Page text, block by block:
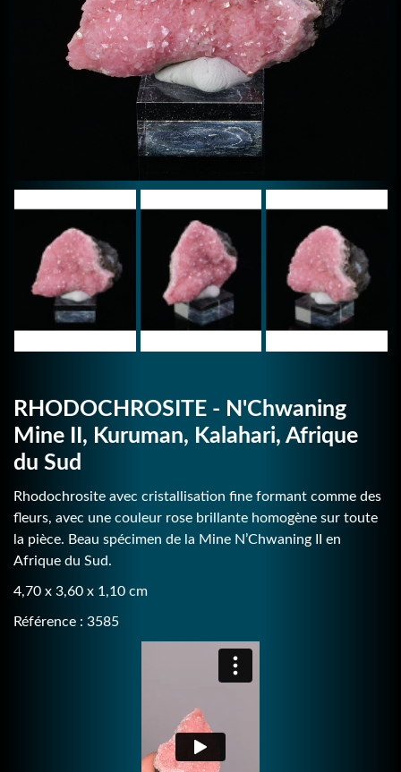
RHODOCHROSITE - N'Chwaning
Mine II, Kuruman, Kalahari, Afrique
du Sud
Rhodochrosite avec cristallisation fine formant comme des
fleurs, avec une couleur rose brillante homogène sur toute
la pièce. Beau spécimen de la Mine N’Chwaning II en
Afrique du Sud.
4,70 x 3,60 x 1,10 cm
Référence : 3585